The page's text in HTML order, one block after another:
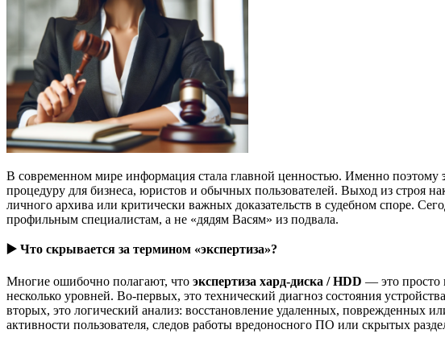
В современном мире информация стала главной ценностью. Именно поэтому
процедуру для бизнеса, юристов и обычных пользователей. Выход из строя
личного архива или критически важных доказательств в судебном споре.
профильным специалистам, а не «дядям Васям» из подвала.
▶️ Что скрывается за термином «экспертиза»?
Многие ошибочно полагают, что экспертиза хард-диска / HDD — это просто
несколько уровней. Во-первых, это технический диагноз состояния
вторых, это логический анализ: восстановление удаленных, поврежденных
активности пользователя, следов работы вредоносного ПО или скрытых